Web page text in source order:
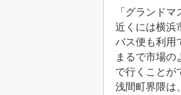
「グランド
近くには横浜
バス便も利用
まるで市場
で行くことが
浅間町界隈は